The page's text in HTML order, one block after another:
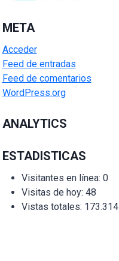
META
Acceder
Feed de entradas
Feed de comentarios
WordPress.org
ANALYTICS
ESTADISTICAS
Visitantes en línea: 0
Visitas de hoy: 48
Vistas totales: 173.314